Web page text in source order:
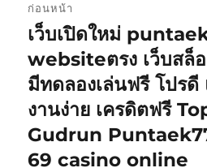
เรื่อง
ก่อนหน้า
เรื่อง
ก่อน
หน้า:
เว็บเปิดใหม่
websiteตรง เว็บสล็
มีทดลองเล่นฟรี โปรดี
งานง่าย เครดิตฟรี
Gudrun
69 casino online